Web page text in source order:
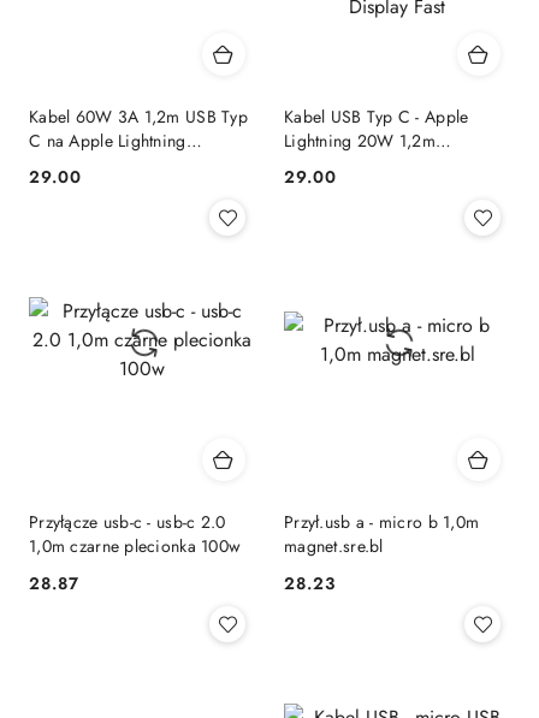
Kabel 60W 3A 1,2m USB Typ
C na Apple Lightning
szary
Cena:
29.00
Kabel USB Typ C - Apple
Lightning 20W 1,2m
Ładowanie i Przesyłanie
Cena:
29.00
Przyłącze usb-c - usb-c 2.0
1,0m czarne plecionka 100w
Cena:
28.87
Przył.usb a - micro b 1,0m
magnet.sre.bl
Cena:
28.23